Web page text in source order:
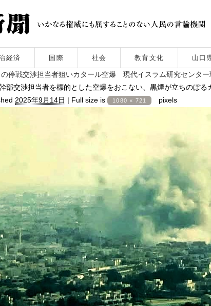
経済 国際 社会 教育文化 山口
停戦交渉担当者狙いカタール空爆 現代イスラム研究センタ
部交渉担当者を標的とした空爆をおこない、黒煙が立ちのぼる
2025年9月14日 | Full size is 1080 × 721 pixels